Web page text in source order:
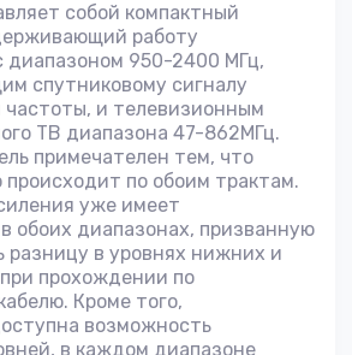
собой компактный
работу
диапазоном 950-2400 МГц,
спутниковому сигналу
и телевизионным
ТВ диапазона 47-862МГц.
примечателен тем, что
происходит по обоим трактам.
уже имеет
обоих диапазонах, призванную
разницу в уровнях нижних и
прохождении по
Кроме того,
возможность
в каждом диапазоне